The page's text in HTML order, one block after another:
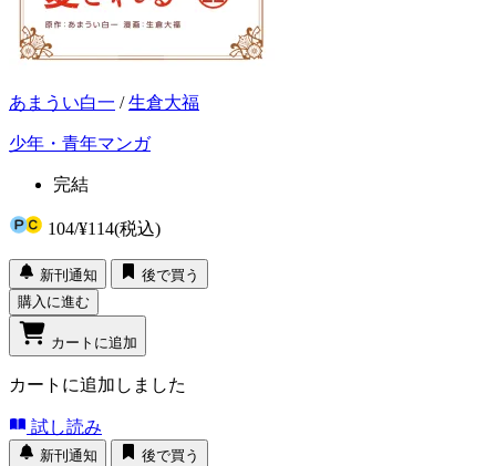
あまうい白一 /生倉大福
少年・青年マンガ
完結
104/¥114(税込)
新刊通知
後で買う
購入に進む
カートに追加
カートに追加しました
試し読み
新刊通知 後で買う